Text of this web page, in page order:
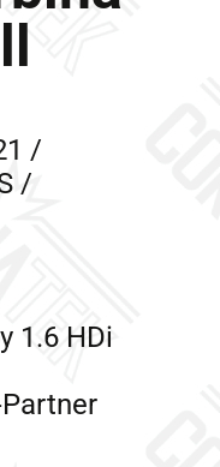
/
/
1.6 HDi